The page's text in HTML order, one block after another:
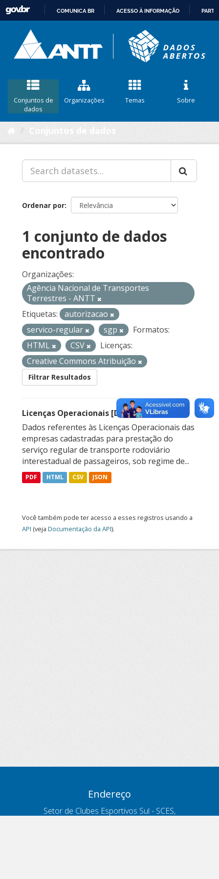
CONTEÚDO
COMUNICA BR ACESSO À INFORMAÇÃO
Conjuntos de
dados
Organizações Temas Sobre
Ordenar por
1 conjunto de dados
encontrado
Organizações:
Agência Nacional de Transportes
Terrestres - ANTT
Etiquetas:
autorizacao
servico-regular
sgp
Formatos:
HTML
CSV
Licenças:
Creative Commons Atribuição
Filtrar Resultados
Licenças Operacionais [Descontinuado]
Dados referentes às Licenças Operacionais das
empresas cadastradas para prestação do
serviço regular de transporte rodoviário
interestadual de passageiros, sob regime de...
PDF HTML CSV JSON
Você também pode ter acesso a esses registros usando a
API (veja Documentação da API).
Endereço
Setor de Clubes Esportivos Sul - SCES,